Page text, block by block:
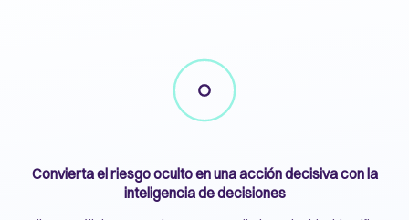
Convierta el riesgo oculto en una acción decisiva con la
inteligencia de decisiones